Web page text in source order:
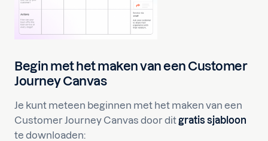
Begin met het maken van een Customer
Journey Canvas
Je kunt meteen beginnen met het maken van een
Customer Journey Canvas door dit gratis sjabloon
te downloaden: